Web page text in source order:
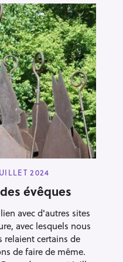
2024
évêques
avec d'autres sites
avec lesquels nous
relaient certains de
de faire de même.